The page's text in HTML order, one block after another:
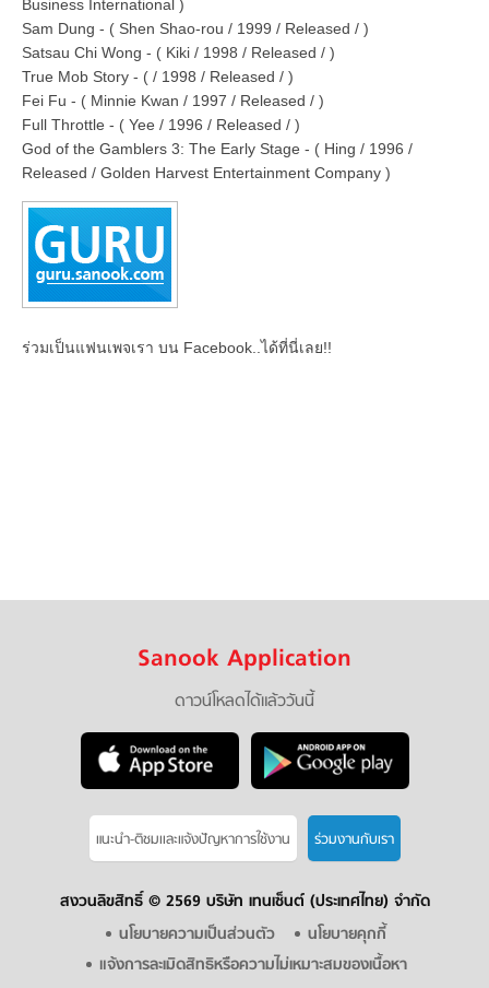
Business International )
Sam Dung - ( Shen Shao-rou / 1999 / Released / )
Satsau Chi Wong - ( Kiki / 1998 / Released / )
True Mob Story - ( / 1998 / Released / )
Fei Fu - ( Minnie Kwan / 1997 / Released / )
Full Throttle - ( Yee / 1996 / Released / )
God of the Gamblers 3: The Early Stage - ( Hing / 1996 /
Released / Golden Harvest Entertainment Company )
ร่วมเป็นแฟนเพจเรา บน Facebook..ได้ที่นี่เลย!!
Sanook Application
ดาวน์โหลดได้แล้ววันนี้
แนะนำ-ติชมเเละแจ้งปัญหาการใช้งาน ร่วมงานกับเรา
สงวนลิขสิทธิ์ © 2569 บริษัท เทนเซ็นต์ (ประเทศไทย) จำกัด
นโยบายความเป็นส่วนตัว
นโยบายคุกกี้
แจ้งการละเมิดสิทธิหรือความไม่เหมาะสมของเนื้อหา